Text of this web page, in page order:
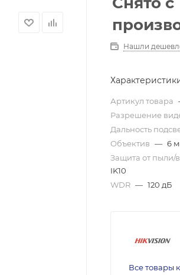
Нашли
Артикул товара
Разрешение
Дальность
Объектив — 6
Защита от пыли/
IK10
WDR — 120 дБ
Все товары